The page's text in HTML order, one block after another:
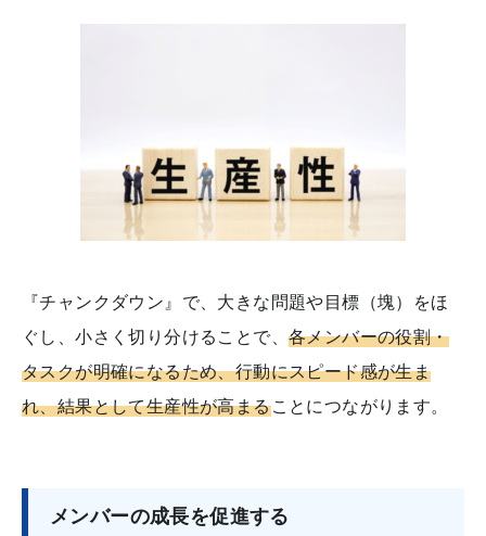
『チャンクダウン』で、大きな問題や目標（塊）をほ
ぐし、小さく切り分けることで、 各メンバーの役割・
タスクが明確になるため、行動にスピード感が生ま
れ、結果として生産性が高まることにつながります。
メンバーの成長を促進する